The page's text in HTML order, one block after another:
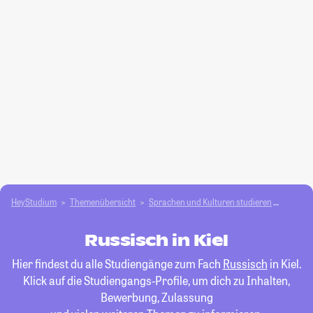
HeyStudium Themenübersicht Sprachen und Kulturen studieren
Russisch in Kiel
Hier findest du alle Studiengänge zum Fach Russisch in Kiel.
Klick auf die Studiengangs-Profile, um dich zu Inhalten,
Bewerbung, Zulassung